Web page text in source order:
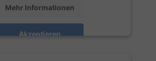
Mehr Informationen
Akzeptieren